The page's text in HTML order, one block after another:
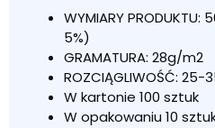
Marszczona
Jednokolorowa
ZIELONY
WYMIARY
5%)
GRAMATURA: 28g/m2
ROZCIĄGLIWOŚĆ: 25-
W kartonie 100 sztuk
W opakowaniu 10